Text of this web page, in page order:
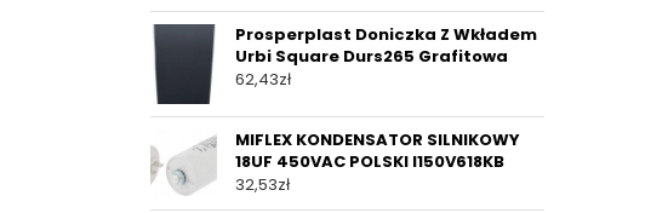
Prosperplast Doniczka Z Wkładem
Urbi Square Durs265 Grafitowa
62,43zł
MIFLEX KONDENSATOR SILNIKOWY
18UF 450VAC POLSKI I150V618KB
32,53zł